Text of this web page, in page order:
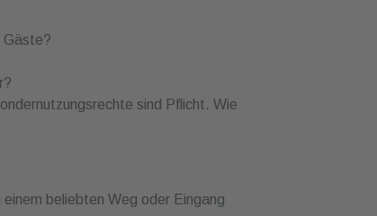
Gäste?
sind Pflicht. Wie
beliebten Weg oder Eingang